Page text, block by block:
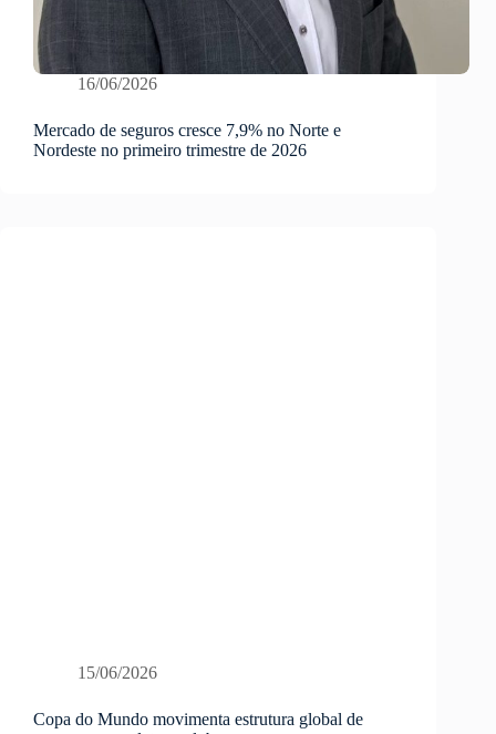
16/06/2026
Mercado de seguros cresce 7,9% no Norte e
Nordeste no primeiro trimestre de 2026
15/06/2026
Copa do Mundo movimenta estrutura global de